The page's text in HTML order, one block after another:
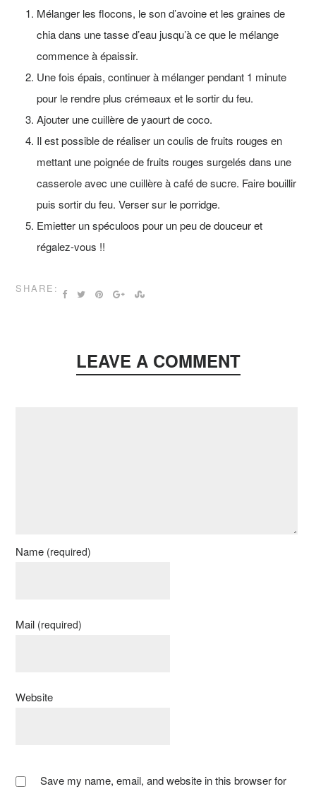
Mélanger les flocons, le son d’avoine et les graines de
chia dans une tasse d’eau jusqu’à ce que le mélange
commence à épaissir.
Une fois épais, continuer à mélanger pendant 1 minute
pour le rendre plus crémeaux et le sortir du feu.
Ajouter une cuillère de yaourt de coco.
Il est possible de réaliser un coulis de fruits rouges en
mettant une poignée de fruits rouges surgelés dans une
casserole avec une cuillère à café de sucre. Faire bouillir
puis sortir du feu. Verser sur le porridge.
Emietter un spéculoos pour un peu de douceur et
régalez-vous !!
SHARE:
LEAVE A COMMENT
Name (required)
Mail (required)
Website
Save my name, email, and website in this browser for